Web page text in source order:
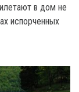
в дом не
испорченных